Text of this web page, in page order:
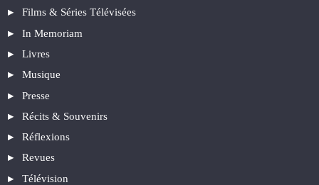
Films & Séries Télévisées
In Memoriam
Livres
Musique
Presse
Récits & Souvenirs
Réflexions
Revues
Télévision